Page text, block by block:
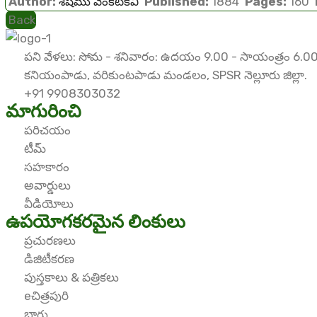
Back
పని వేళలు: సోమ - శనివారం: ఉదయం 9.00 - సాయంత్రం
కనియంపాడు, వరికుంటపాడు మండలం, SPSR నెల్లూరు జిల్లా.
+91 9908303032
మాగురించి
పరిచయం
టీమ్
సహకారం
అవార్డులు
వీడియోలు
ఉపయోగకరమైన లింకులు
ప్రచురణలు
డిజిటీకరణ
పుస్తకాలు & పత్రికలు
eచిత్రపురి
బ్లాగు